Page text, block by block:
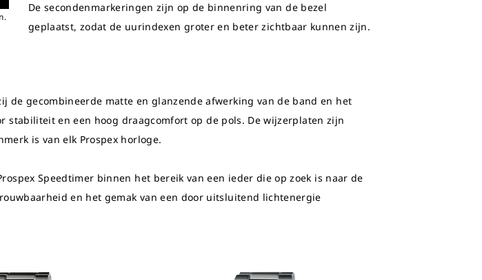
De secondenmarkeringen zijn op de binnenring van de bezel
geplaatst, zodat de uurindexen groteren beter zichtbaar kunnen zijn.
de gecombineerde matte en glanzende afwerking van de band en het
stabiliteit en een hoog draagcomfortop de pols. De wijzerplaten zijn
is van elk Prospex horloge.
Speedtimer binnen het bereik van een ieder dieop zoek is naar de
en het gemak van een door uitsluitend lichtenergie